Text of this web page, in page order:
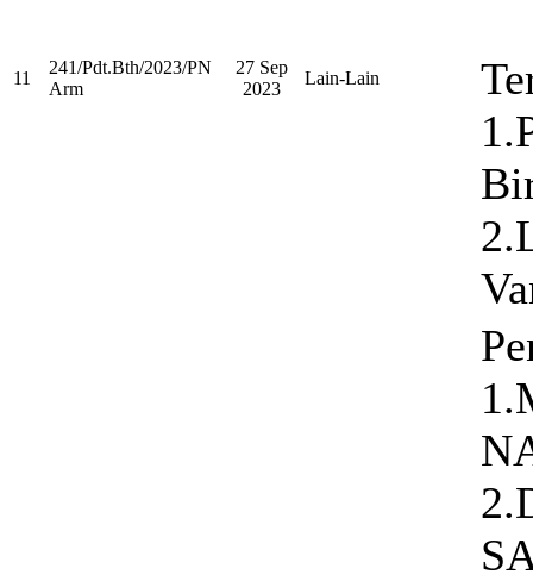
11
241/Pdt.Bth/2023/PN
Arm
27 Sep
2023
Lain-Lain